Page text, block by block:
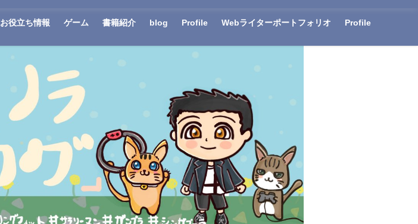
お役立ち情報 ゲーム 書籍紹介 blog Profile Webライターポートフォリオ Profile